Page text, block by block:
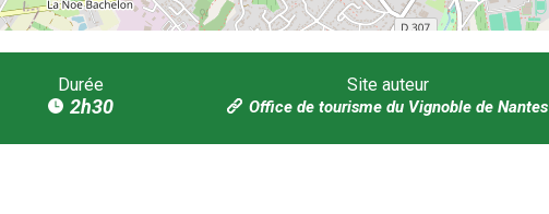
Durée
2h30
Site auteur
Office de tourisme du Vignoble de Nantes